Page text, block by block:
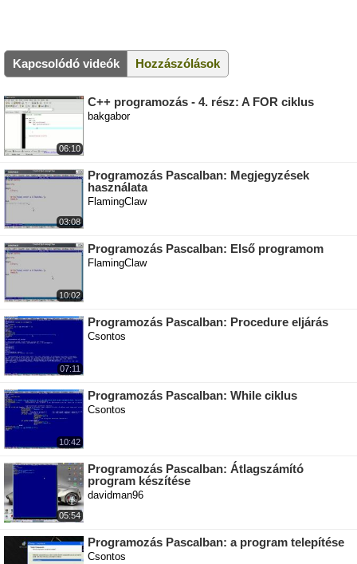
Kapcsolódó videók Hozzászólások
06:10
C++ programozás - 4. rész: A FOR ciklus
bakgabor
03:08
Programozás Pascalban: Megjegyzések
használata
FlamingClaw
10:02
Programozás Pascalban: Első programom
FlamingClaw
07:11
Programozás Pascalban: Procedure eljárás
Csontos
10:42
Programozás Pascalban: While ciklus
Csontos
05:54
Programozás Pascalban: Átlagszámító
program készítése
davidman96
Programozás Pascalban: a program telepítése
Csontos